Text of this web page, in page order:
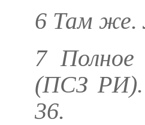
6 Там же.
7 Полное
(ПСЗ РИ).
36.